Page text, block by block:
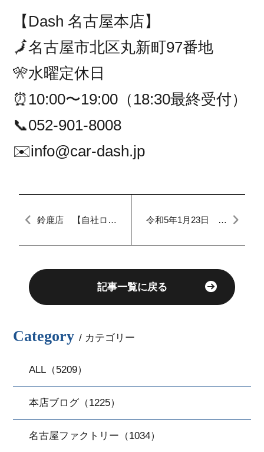
【Dash 名古屋本店】
🗾名古屋市北区丸新町97番地
🎌水曜定休日
⏰10:00〜19:00（18:30最終受付）
📞052-901-8008
✉️info@car-dash.jp
鈴鹿店 【自社ロー
い
令和5年1月23日
記事一覧に戻る
Category / カテゴリー
ALL（5209）
本店ブログ（1225）
名古屋ファクトリー（1034）